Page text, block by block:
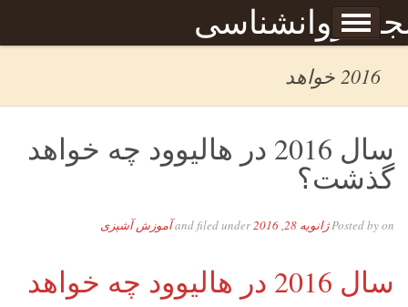
روانشناسی
Skip to content
برگه نمونه
2016 خواهد
سال 2016 در هالیوود چه خواهد
گذشت؟
Posted byon ژانویه 28, 2016 and filed underآموزش آشپزی
سال 2016 در هالیوود چه خواهد